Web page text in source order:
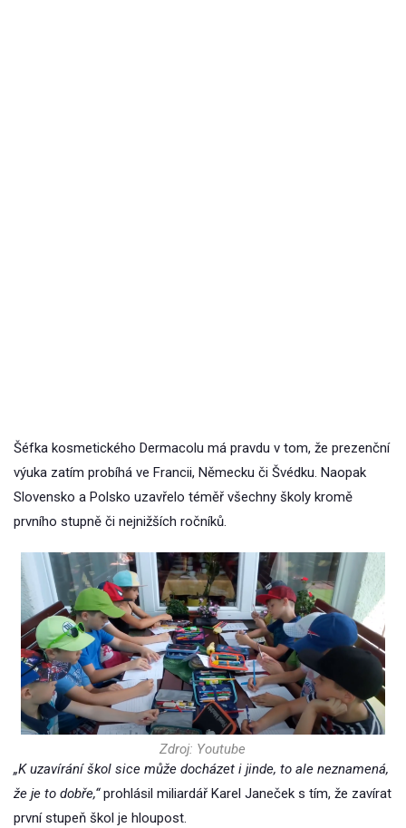
Šéfka kosmetického Dermacolu má pravdu v tom, že prezenční
výuka zatím probíhá ve Francii, Německu či Švédku. Naopak
Slovensko a Polsko uzavřelo téměř všechny školy kromě
prvního stupně či nejnižších ročníků.
Zdroj: Youtube
„K uzavírání škol sice může docházet i jinde, to ale neznamená,
že je to dobře,“prohlásil miliardář Karel Janeček s tím, že zavírat
první stupeň škol je hloupost.